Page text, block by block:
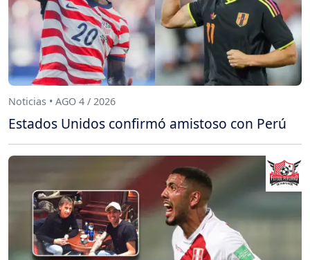
Noticias • AGO 4 / 2026
Estados Unidos confirmó amistoso con Perú